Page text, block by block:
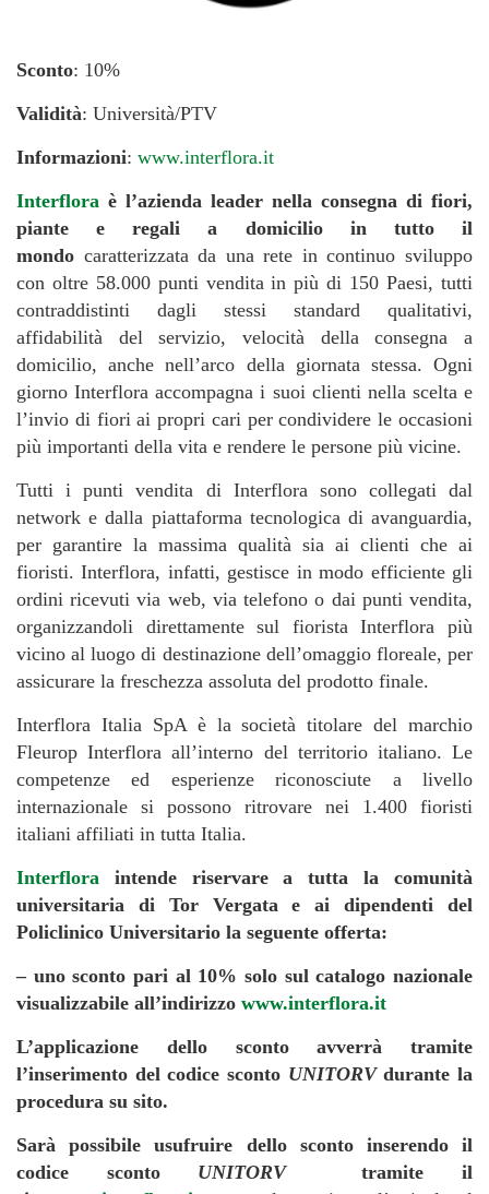
Sconto: 10%
Validità: Università/PTV
Informazioni: www.interflora.it
Interflora è l’azienda leader nella consegna di fiori,
piante e regali a domicilio in tutto il
mondo caratterizzata da una rete in continuo sviluppo
con oltre 58.000 punti vendita in più di 150 Paesi, tutti
contraddistinti dagli stessi standard qualitativi,
affidabilità del servizio, velocità della consegna a
domicilio, anche nell’arco della giornata stessa. Ogni
giorno Interflora accompagna i suoi clienti nella scelta e
l’invio di fiori ai propri cari per condividere le occasioni
più importanti della vita e rendere le persone più vicine.
Tutti i punti vendita di Interflora sono collegati dal
network e dalla piattaforma tecnologica di avanguardia,
per garantire la massima qualità sia ai clienti che ai
fioristi. Interflora, infatti, gestisce in modo efficiente gli
ordini ricevuti via web, via telefono o dai punti vendita,
organizzandoli direttamente sul fiorista Interflora più
vicino al luogo di destinazione dell’omaggio floreale, per
assicurare la freschezza assoluta del prodotto finale.
Interflora Italia SpA è la società titolare del marchio
Fleurop Interflora all’interno del territorio italiano. Le
competenze ed esperienze riconosciute a livello
internazionale si possono ritrovare nei 1.400 fioristi
italiani affiliati in tutta Italia.
Interflora intende riservare a tutta la comunità
universitaria di Tor Vergata e ai dipendenti del
Policlinico Universitario la seguente offerta:
– uno sconto pari al 10% solo sul catalogo nazionale
visualizzabile all’indirizzo www.interflora.it
L’applicazione dello sconto avverrà tramite
l’inserimento del codice sconto UNITORVdurante la
procedura su sito.
Sarà possibile usufruire dello sconto inserendo il
codice sconto UNITORVtramite il